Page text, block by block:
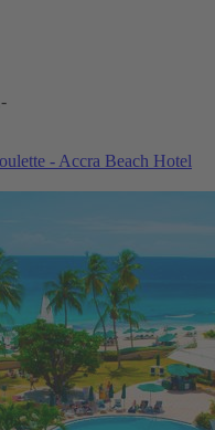
- Accra Beach Hotel